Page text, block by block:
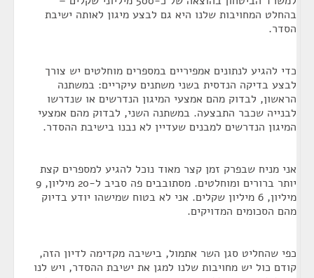
בהחלט המחויבות שלנו היא גם לבצע מיגון לאותה ישיבת
הסדר.
כדי להגיע לנתונים אמפיריים במספרים מוחלטים יש צורך
לבצע בדיקה הנדסית בשני משתנים עיקריים: במשתנה
הראשון, לבדוק מהם אמצעי המיגון הנדרשים או שנדרשו
לבנייה שכבר התבצעה. במשתנה השני, לבדוק מהם אמצעי
המיגון הנדרשים למבנים שעדיין לא נבנו בישיבת ההסדר.
אני מניח שבפרק זמן קצר מאוד נוכל להגיע למספרים קצת
יותר ברורים ומוחלטים. מסתובבים פה סביב ל-20 מיליון, 9
מיליון, 6 מיליון שקלים. אני לא בטוח שמישהו יודע בדיוק
מהם הסכומים המדויקים.
כפי שהחליט סגן השר אתמול, בישיבה מקדימה לדיון הזה,
קודם כול יש מחויבות שלנו למגן את ישיבת ההסדר, ויש לנו